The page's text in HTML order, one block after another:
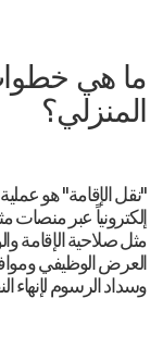
ما هي
المنزلي؟
"نقل الإقامة" هو
إلكترونياً عبر منصات
مثل صلاحية الإقامة
العرض الوظيفي
وسداد الرسوم لإنهاء